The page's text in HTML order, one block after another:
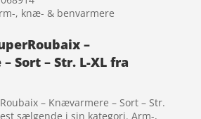
, knæ- & benvarmere
–
Sort – Str. L-XL fra
– Knævarmere – Sort – Str.
sælgende i sin kategori. Arm-,